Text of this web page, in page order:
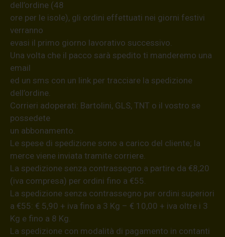
dell’ordine (48
ore per le isole), gli ordini effettuati nei giorni festivi
verranno
evasi il primo giorno lavorativo successivo.
Una volta che il pacco sarà spedito ti manderemo una
email
ed un sms con un link per tracciare la spedizione
dell’ordine.
Corrieri adoperati: Bartolini, GLS, TNT o il vostro se
possedete
un abbonamento.
Le spese di spedizione sono a carico del cliente; la
merce viene inviata tramite corriere.
La spedizione senza contrassegno a partire da €8,20
(iva compresa) per ordini fino a €55.
La spedizione senza contrassegno per ordini superiori
a €55: € 5,90 + iva fino a 3 Kg – € 10,00 + iva oltre i 3
Kg e fino a 8 Kg.
La spedizione con modalità di pagamento in contanti